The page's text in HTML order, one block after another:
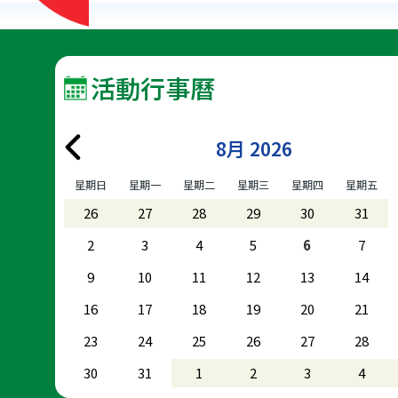
活動行事曆
8月 2026
星期日 星期一 星期二 星期三 星期四 星期五
26 27 28 29 30
31
2
3 4 5 6
7
9
10 11 12 13
14
16
17 18 19 20
21
23
24 25 26 27
28
30
31 1 2 3 4